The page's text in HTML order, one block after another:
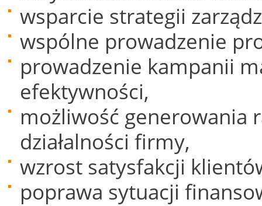
wsparcie strategii
wspólne prowadzenie
prowadzenie kampanii
efektywności,
możliwość generowania
działalności firmy,
wzrost satysfakcji
poprawa sytuacji